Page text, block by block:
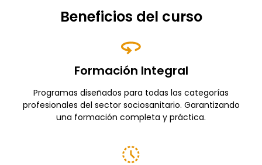
Beneficios del curso
Formación Integral
Programas diseñados para todas las categorías
profesionales del sector sociosanitario. Garantizando
una formación completa y práctica.